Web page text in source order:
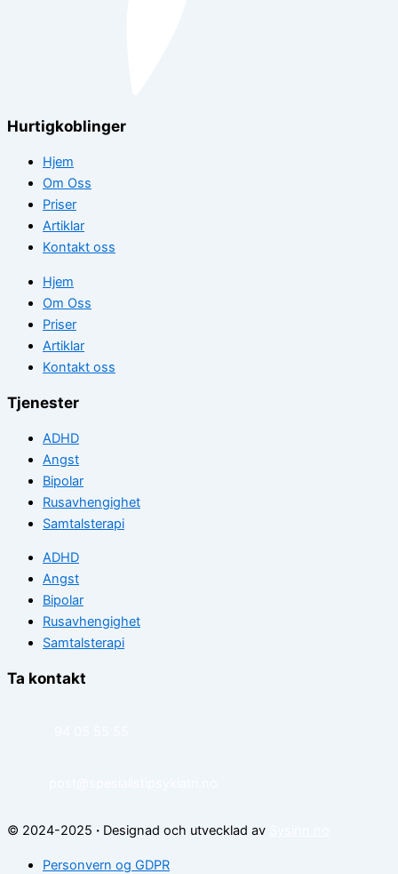
Hurtigkoblinger
Hjem
Om Oss
Priser
Artiklar
Kontakt oss
Hjem
Om Oss
Priser
Artiklar
Kontakt oss
Tjenester
ADHD
Angst
Bipolar
Rusavhengighet
Samtalsterapi
ADHD
Angst
Bipolar
Rusavhengighet
Samtalsterapi
Ta kontakt
© 2024-2025 · Designad och utvecklad av
Personvern og GDPR